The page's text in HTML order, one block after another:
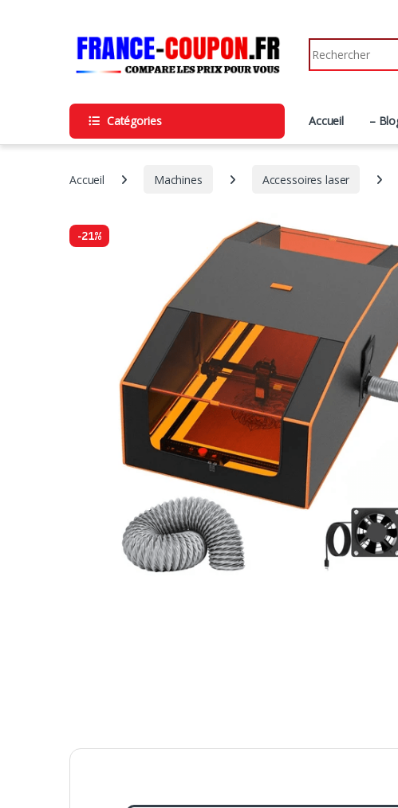
Catégories Accueil –
Accueil Machines Accessoires laser
-21%